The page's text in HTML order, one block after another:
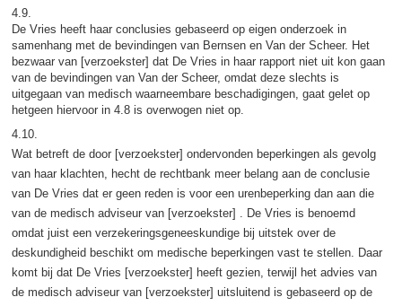
4.9.
De Vries heeft haar conclusies gebaseerd op eigen onderzoek in
samenhang met de bevindingen van Bernsen en Van der Scheer. Het
bezwaar van [verzoekster] dat De Vries in haar rapport niet uit kon gaan
van de bevindingen van Van der Scheer, omdat deze slechts is
uitgegaan van medisch waarneembare beschadigingen, gaat gelet op
hetgeen hiervoor in 4.8 is overwogen niet op.
4.10.
Wat betreft de door [verzoekster] ondervonden beperkingen als gevolg
van haar klachten, hecht de rechtbank meer belang aan de conclusie
van De Vries dat er geen reden is voor een urenbeperking dan aan die
van de medisch adviseur van [verzoekster] . De Vries is benoemd
omdat juist een verzekeringsgeneeskundige bij uitstek over de
deskundigheid beschikt om medische beperkingen vast te stellen. Daar
komt bij dat De Vries [verzoekster] heeft gezien, terwijl het advies van
de medisch adviseur van [verzoekster] uitsluitend is gebaseerd op de